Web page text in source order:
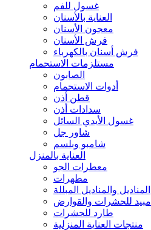
غسول للفم
العناية بالأسنان
معجون الأسنان
فرش الأسنان
فرش أسنان بالكهرباء
مستلزمات الاستحمام
الصابون
أدوات الاستحمام
قطن أذن
سدادات أذن
غسول الأيدي السائل
شاور جل
شامبو وبلسم
العناية بالمنزل
معطرات الجو
مطهرات
المناديل والمناديل المبللة
مبيد للحشرات والقوارض
طارد للحشرات
منتجات العناية المنزلية